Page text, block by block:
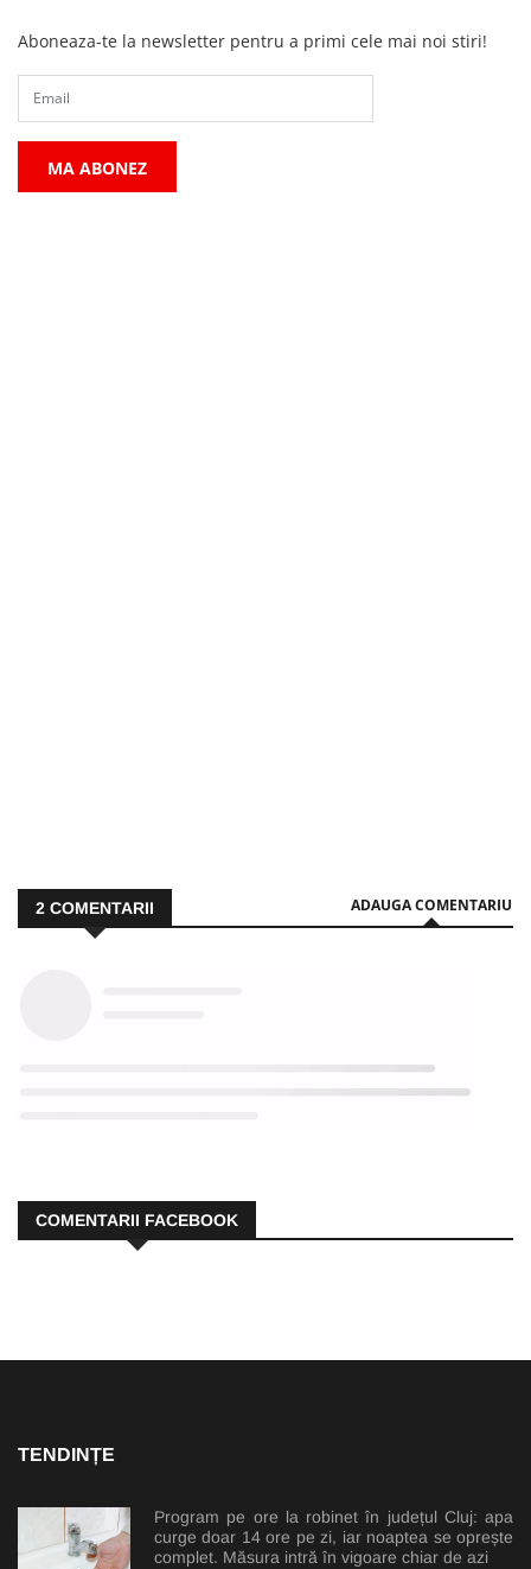
Aboneaza-te la newsletter pentru a primi cele mai noi stiri!
MA ABONEZ
2 COMENTARII ADAUGA COMENTARIU
COMENTARII FACEBOOK
TENDINȚE
Program pe ore la robinet în județul Cluj: apa
curge doar 14 ore pe zi, iar noaptea se oprește
complet. Măsura intră în vigoare chiar de azi